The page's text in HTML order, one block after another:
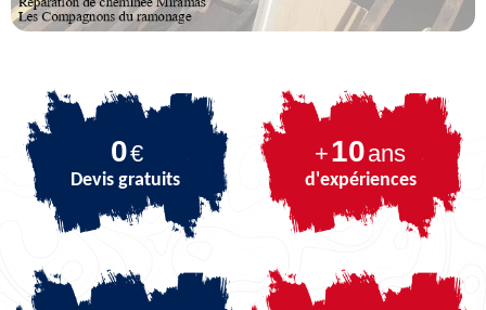
0€
Devis gratuits
+10ans
d'expériences